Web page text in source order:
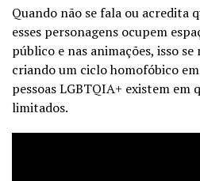
Quando não se fala ou acredita
esses personagens ocupem
público e nas animações, isso
criando um ciclo homofóbico
pessoas LGBTQIA+ existem em
limitados.